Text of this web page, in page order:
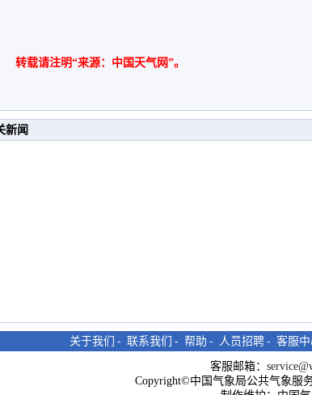
转载请注明“来源：中国天气网”。
新闻
关于我们 - 联系我们 - 帮助 - 人员招聘 - 客服
客服邮箱：
Copyright©中国气象局公共气象服